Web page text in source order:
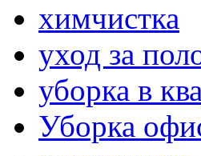
химчистка
уход за
уборка в
Уборка